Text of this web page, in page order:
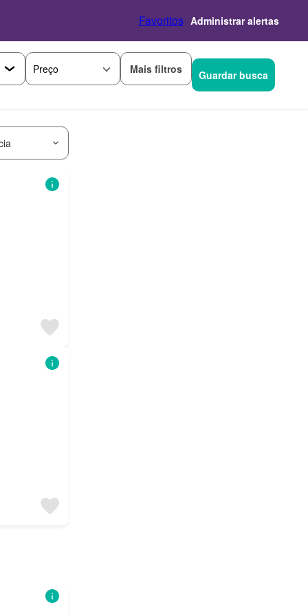
Favoritos Administrar alertas
Preço Mais filtros Guardar busca